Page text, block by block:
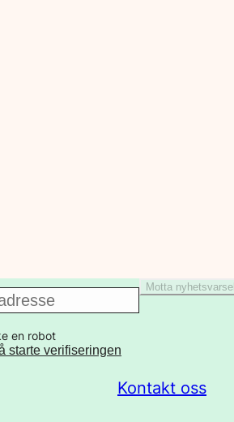
Motta nyhetsvarsel
en robot
starte verifiseringen
Kontakt oss